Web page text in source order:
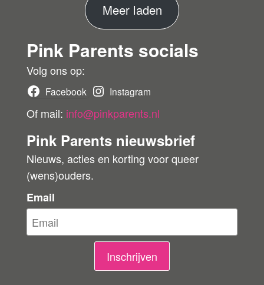
r
Meer ladenM
e
e
o
r
i
g
Pink Parents socials
Volg ons op:
Facebook Instagram
Of mail: info@pinkparents.nl
Pink Parents nieuwsbrief
Nieuws, acties en korting voor queer
(wens)ouders.
Email
Inschrijven